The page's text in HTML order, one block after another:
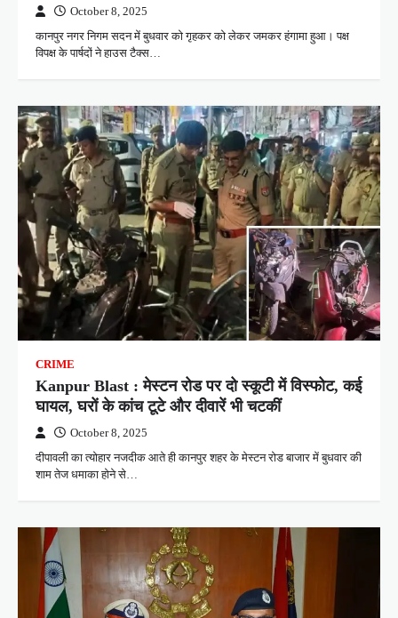
October 8, 2025
कानपुर नगर निगम सदन में बुधवार को गृहकर को लेकर जमकर हंगामा हुआ। पक्ष
विपक्ष के पार्षदों ने हाउस टैक्स…
CRIME
Kanpur Blast : मेस्टन रोड पर दो स्कूटी में विस्फोट, कई
घायल, घरों के कांच टूटे और दीवारें भी चटकीं
October 8, 2025
दीपावली का त्योहार नजदीक आते ही कानपुर शहर के मेस्टन रोड बाजार में बुधवार की
शाम तेज धमाका होने से…